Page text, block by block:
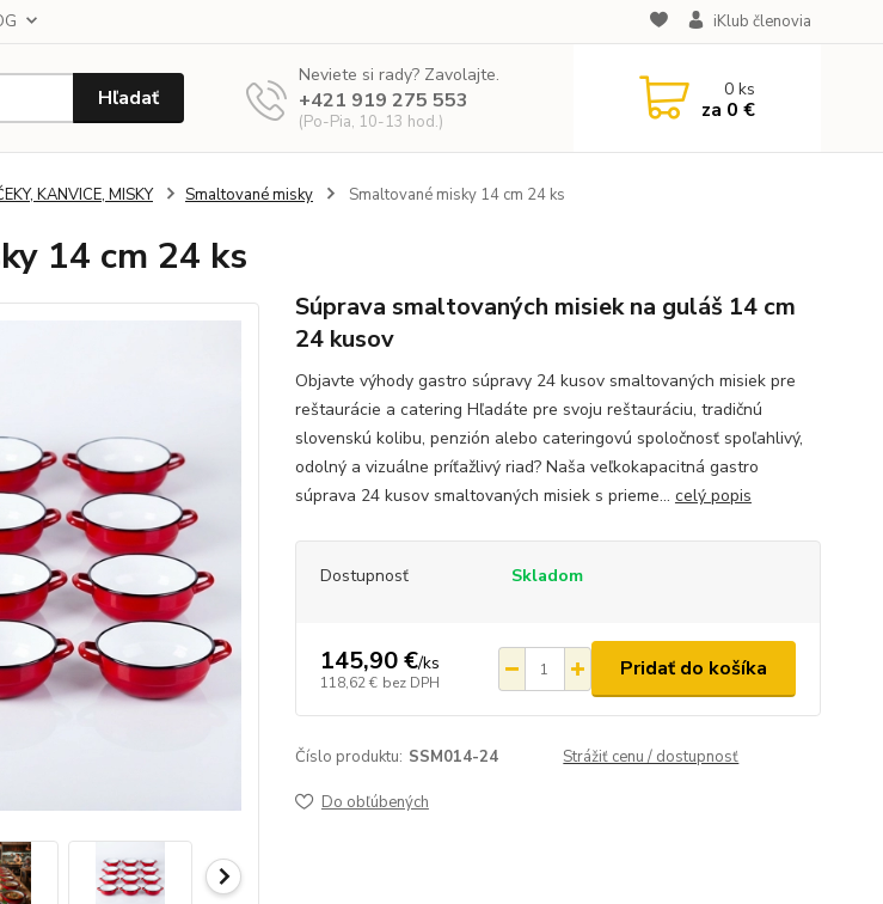
iKlub členovia
Hľadať
Neviete si rady? Zavolajte.
+421 919 275 553
(Po-Pia, 10-13 hod.)
0ks
za 0 €
KANVICE, MISKY Smaltované misky Smaltované misky 14 cm 24 ks
14 cm 24 ks
Súprava smaltovaných misiek na guláš 14 cm
24 kusov
Objavte výhody gastro súpravy 24 kusov smaltovaných misiek pre
reštaurácie a catering Hľadáte pre svoju reštauráciu, tradičnú
slovenskú kolibu, penzión alebo cateringovú spoločnosť spoľahlivý,
odolný a vizuálne príťažlivý riad? Naša veľkokapacitná gastro
súprava 24 kusov smaltovaných misiek s prieme... celý popis
Dostupnosť Skladom
145,90 €/ks
118,62 € bez DPH
Pridať do košíka
Číslo produktu: SSM014-24 Strážiť cenu / dostupnosť
Do obľúbených